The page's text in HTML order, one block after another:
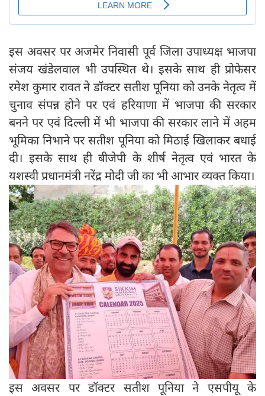
इस अवसर पर अजमेर निवासी पूर्व जिला उपाध्यक्ष भाजपा
संजय खंडेलवाल भी उपस्थित थे। इसके साथ ही प्रोफेसर
रमेश कुमार रावत ने डॉक्टर सतीश पूनिया को उनके नेतृत्व में
चुनाव संपन्न होने पर एवं हरियाणा में भाजपा की सरकार
बनने पर एवं दिल्ली में भी भाजपा की सरकार लाने में अहम
भूमिका निभाने पर सतीश पूनिया को मिठाई खिलाकर बधाई
दी। इसके साथ ही बीजेपी के शीर्ष नेतृत्व एवं भारत के
यशस्वी प्रधानमंत्री नरेंद्र मोदी जी का भी आभार व्यक्त किया।
इस अवसर पर डॉक्टर सतीश पूनिया ने एसपीयू के